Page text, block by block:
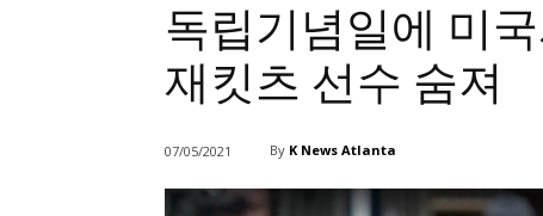
독립기념일에 미
재킷츠 선수 숨져
07/05/2021 By K News Atlanta